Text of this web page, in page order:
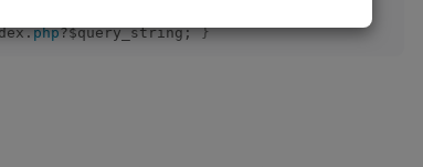
php?$query_string; }